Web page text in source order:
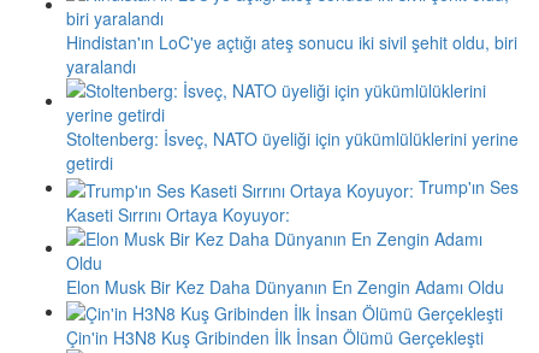
Hindistan'ın LoC'ye açtığı ateş sonucu iki sivil şehit oldu, biri
yaralandı
Stoltenberg: İsveç, NATO üyeliği için yükümlülüklerini yerine
getirdi
Trump'ın Ses
Kaseti Sırrını Ortaya Koyuyor:
Elon Musk Bir Kez Daha Dünyanın En Zengin Adamı Oldu
Çin'in H3N8 Kuş Gribinden İlk İnsan Ölümü Gerçekleşti